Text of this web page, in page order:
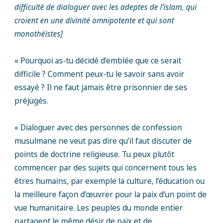
difficulté de dialoguer avec les adeptes de l’islam, qui
croient en une divinité omnipotente et qui sont
monothéistes]
« Pourquoi as-tu décidé d’emblée que ce serait
difficile ? Comment peux-tu le savoir sans avoir
essayé ? Il ne faut jamais être prisonnier de ses
préjugés.
« Dialoguer avec des personnes de confession
musulmane ne veut pas dire qu’il faut discuter de
points de doctrine religieuse. Tu peux plutôt
commencer par des sujets qui concernent tous les
êtres humains, par exemple la culture, l’éducation ou
la meilleure façon d’œuvrer pour la paix d’un point de
vue humanitaire. Les peuples du monde entier